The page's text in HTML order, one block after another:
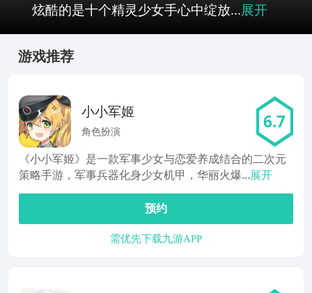
炫酷的是十个精灵少女手心中绽放...展开
游戏推荐
小小军姬
角色扮演 6.7
《小小军姬》是一款军事少女与恋爱养成结合的二次元
策略手游，军事兵器化身少女机甲，华丽火爆...展开
预约
需优先下载九游APP